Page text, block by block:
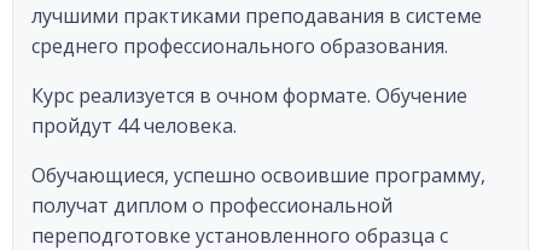
лучшими практиками преподавания в системе
среднего профессионального образования.
Курс реализуется в очном формате. Обучение
пройдут 44 человека.
Обучающиеся, успешно освоившие программу,
получат диплом о профессиональной
переподготовке установленного образца с